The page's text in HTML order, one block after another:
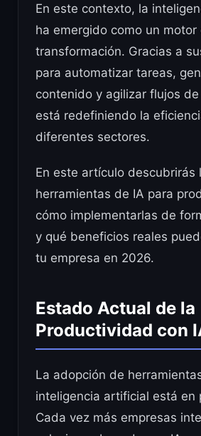
En este contexto, la
ha emergido como un motor
transformación. Gracias a
para automatizar tareas,
contenido y agilizar flujos
está redefiniendo la
diferentes sectores.
En este artículo descubrirás
herramientas de IA para
cómo implementarlas de
y qué beneficios reales
tu empresa en 2026.
Estado Actual de la
Productividad con
La adopción de
inteligencia artificial está en
Cada vez más empresas